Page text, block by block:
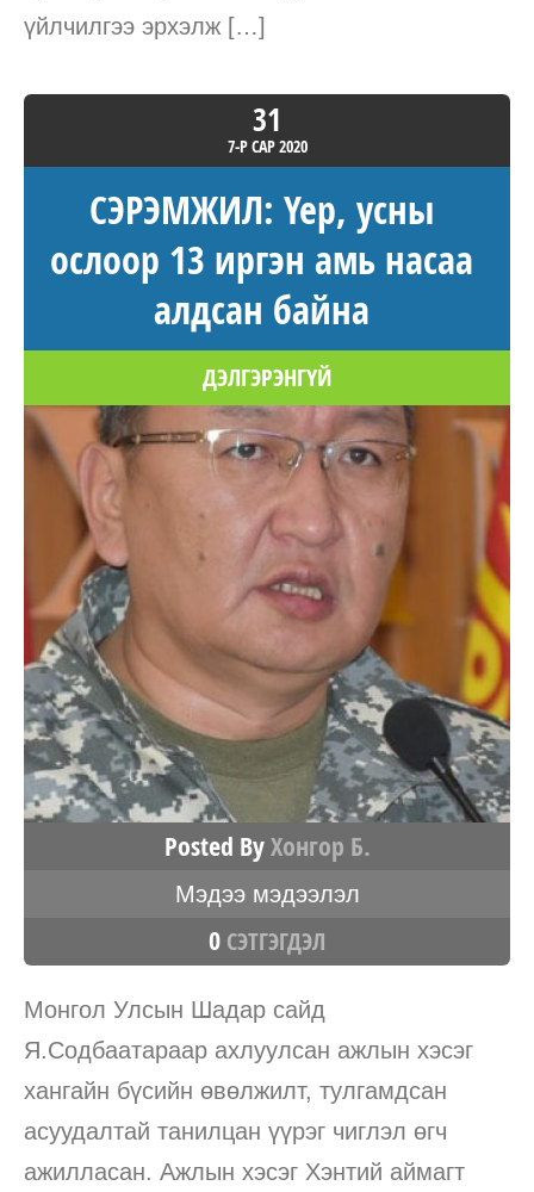
үйлчилгээ эрхэлж […]
31
7-Р САР2020
СЭРЭМЖИЛ: Үер, усны
ослоор 13 иргэн амь насаа
алдсан байна
ДЭЛГЭРЭНГҮЙ
Posted ByХонгор Б.
Мэдээ мэдээлэл
0 СЭТГЭГДЭЛ
Монгол Улсын Шадар сайд
Я.Содбаатараар ахлуулсан ажлын хэсэг
хангайн бүсийн өвөлжилт, тулгамдсан
асуудалтай танилцан үүрэг чиглэл өгч
ажилласан. Ажлын хэсэг Хэнтий аймагт